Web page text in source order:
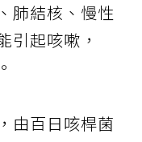
肺結核、慢性
引起咳嗽，
。
由百日咳桿菌